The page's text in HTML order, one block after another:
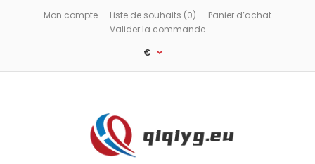
Mon compte Liste de souhaits (0)
Panier d’achat
Valider la commande
€